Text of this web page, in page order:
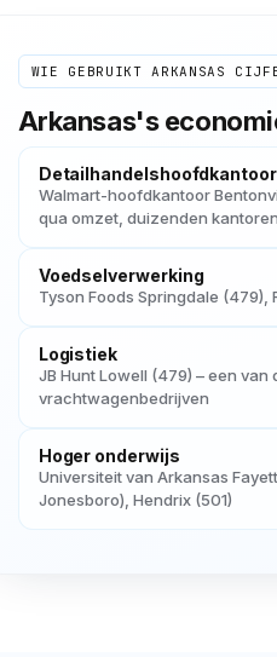
WIE GEBRUIKT ARKANSAS
Arkansas's
Walmart-hoofdkantoor
qua omzet, duizenden
Voedselverwerking
Tyson Foods Springdale (479),
Logistiek
JB Hunt Lowell (479) – een
vrachtwagenbedrijven
Hoger onderwijs
Universiteit van Arkansas
Jonesboro), Hendrix (501)